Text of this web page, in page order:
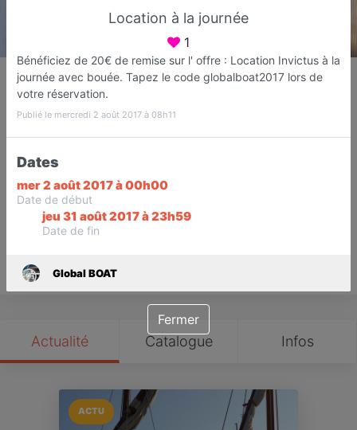
Global BOAT
Entretien - Vente - Location de bateaux
Fréjus
Favori
Ouvre demain dès 09:00
Actualité Catalogue Infos
ACTU
Location à la journée
1
Bénéficiez de 20€ de remise sur l' offre : Location Invictus à la
journée avec bouée. Tapez le code globalboat2017 lors de
votre réservation.
Publié le mercredi 2 août 2017 à 08h11
Dates
mer 2 août 2017 à 00h00
Date de début
jeu 31 août 2017 à 23h59
Date de fin
Global BOAT
Fermer